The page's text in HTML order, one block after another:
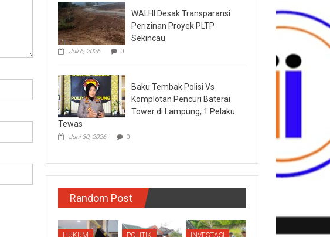
WALHI Desak Transparansi
Perizinan Proyek PLTP
Sekincau
Juli 6, 2026 0
Baku Tembak Polisi Vs
Komplotan Pencuri Baterai
Tower di Lampung, 1 Pelaku
Tewas
Juni 30, 2026 0
Random Post
HUKUM POLITIK INVESTASI